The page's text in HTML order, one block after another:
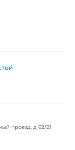
проезд, д 62/21